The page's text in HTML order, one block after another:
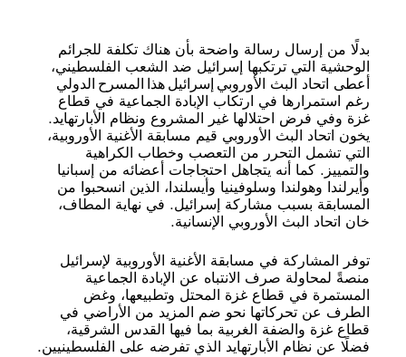
بدلًا من إرسال رسالة واضحة بأن هناك تكلفة للجرائم
الوحشية التي ترتكبها إسرائيل ضد الشعب الفلسطيني،
أعطى اتحاد البث الأوروبي إسرائيل هذا المسرح الدولي
رغم استمرارها في ارتكاب الإبادة الجماعية في قطاع
غزة وفي فرض احتلالها غير المشروع ونظام الأبارتهايد.
يخون اتحاد البث الأوروبي قيم مسابقة الأغنية الأوروبية،
التي تشمل التحرر من التعصب وخطاب الكراهية
والتمييز. كما أنه يتجاهل احتجاجات أعضائه من إسبانيا
وأيرلندا وهولندا وسلوفينيا وأيسلندا، الذين انسحبوا من
المسابقة بسبب مشاركة إسرائيل. في نهاية المطاف،
خان اتحاد البث الأوروبي الإنسانية.
توفر المشاركة في مسابقة الأغنية الأوروبية لإسرائيل
منصةً لمحاولة صرف الانتباه عن الإبادة الجماعية
المستمرة في قطاع غزة المحتل وتطبيعها، وغض
الطرف عن تحركاتها نحو ضم المزيد من الأراضي في
قطاع غزة والضفة الغربية بما فيها القدس الشرقية،
فضلًا عن نظام الأبارتهايد الذي تفرضه على الفلسطينيين.